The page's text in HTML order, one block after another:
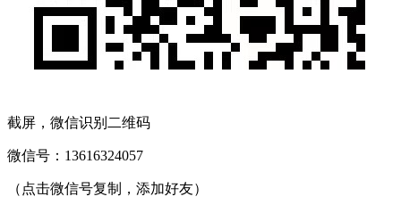
截屏，微信识别二维码
微信号： 13616324057
（点击微信号复制，添加好友）